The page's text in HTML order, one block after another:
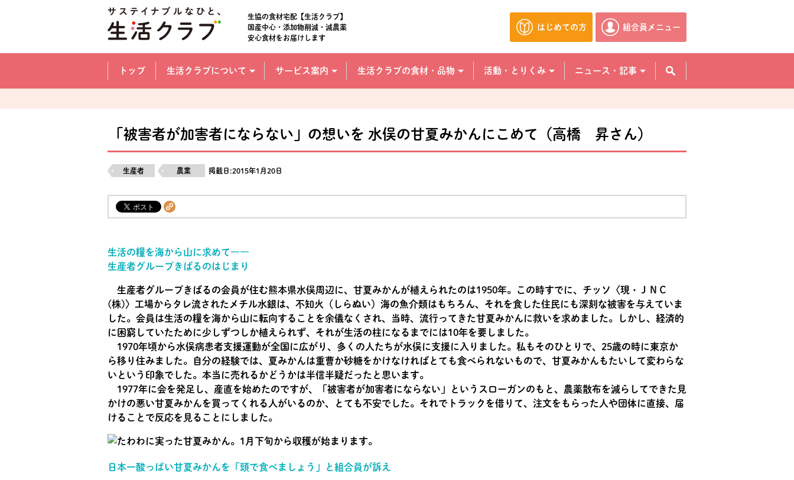
生協の食材宅配【生活クラブ】
国産中心・添加物削減・減農薬
安心食材をお届けします
はじめての方
別のウィンドウで開きます。
組合員メニュー
別のウィンドウで開きます。
ここからサイト内共通メニューです。
サイト内共通メニューをスキップする
トップ 生活クラブについて サービス案内 生活クラブの食材・品物 活動・とりくみ ニュース・記事
「被害者が加害者にならない」の想いを 水俣の甘夏みかんにこめて（高橋 昇さん）
生産者 農業 掲載日:2015年1月20日
生活の糧を海から山に求めて――
生産者グループきばるのはじまり
生産者グループきばるの会員が住む熊本県水俣周辺に、甘夏みかんが植えられたのは1950年。この時すでに、チッソ〈現・ＪＮＣ
(株)〉工場からタレ流されたメチル水銀は、不知火（しらぬい）海の魚介類はもちろん、それを食した住民にも深刻な被害を与えていま
した。会員は生活の糧を海から山に転向することを余儀なくされ、当時、流行ってきた甘夏みかんに救いを求めました。しかし、経済的
に困窮していたために少しずつしか植えられず、それが生活の柱になるまでには10年を要しました。
1970年頃から水俣病患者支援運動が全国に広がり、多くの人たちが水俣に支援に入りました。私もそのひとりで、25歳の時に東京か
ら移り住みました。自分の経験では、夏みかんは重曹か砂糖をかけなければとても食べられないもので、甘夏みかんもたいして変わらな
いという印象でした。本当に売れるかどうかは半信半疑だったと思います。
1977年に会を発足し、産直を始めたのですが、「被害者が加害者にならない」というスローガンのもと、農薬散布を減らしてできた見
かけの悪い甘夏みかんを買ってくれる人がいるのか、とても不安でした。それでトラックを借りて、注文をもらった人や団体に直接、届
けることで反応を見ることにしました。
日本一酸っぱい甘夏みかんを「頭で食べましょう」と組合員が訴え